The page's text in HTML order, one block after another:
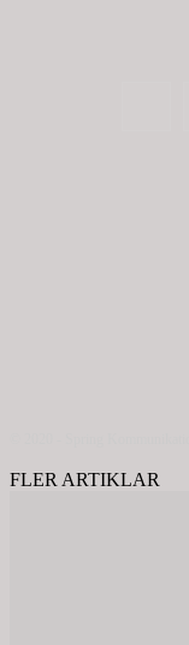
FLER ARTIKLAR